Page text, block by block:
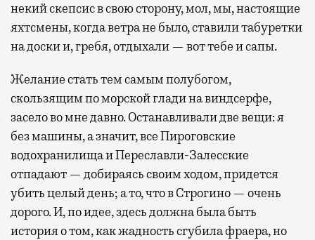
некий скепсис в свою сторону, мол, мы, настоящие
яхтсмены, когда ветра не было, ставили табуретки
на доски и, гребя, отдыхали — вот тебе и сапы.
Желание стать тем самым полубогом,
скользящим по морской глади на виндсерфе,
засело во мне давно. Останавливали две вещи: я
без машины, а значит, все Пироговские
водохранилища и Переславли-Залесские
отпадают — добираясь своим ходом, придется
убить целый день; а то, что в Строгино — очень
дорого. И, по идее, здесь должна была быть
история о том, как жадность сгубила фраера, но